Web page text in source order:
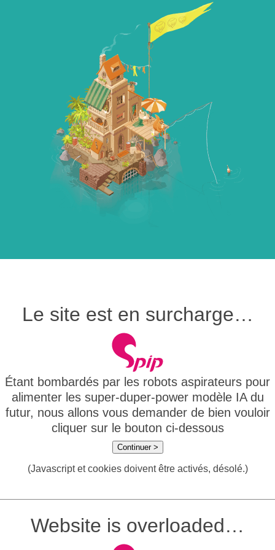
Le site est en surcharge…
Étant bombardés par les robots aspirateurs pour
alimenter les super-duper-power modèle IA du
futur, nous allons vous demander de bien vouloir
cliquer sur le bouton ci-dessous
Continuer >
(Javascript et cookies doivent être activés, désolé.)
Website is overloaded…